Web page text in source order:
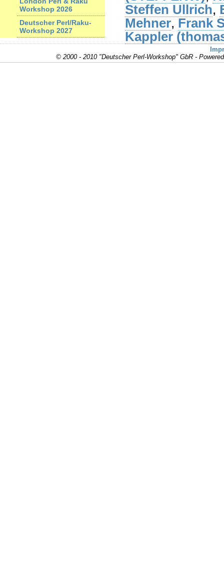
Workshop 2026
Deutscher Perl/Raku-
Workshop 2027
Steffen Ullrich,
Mehner, Frank
Kappler
© 2000 - 2010 "Deutscher Perl-Workshop" GbR -